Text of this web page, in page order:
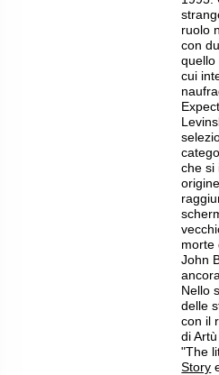
ruolo
con
cui
che si
morte
John
Nello
delle
con il
di
"The
Story